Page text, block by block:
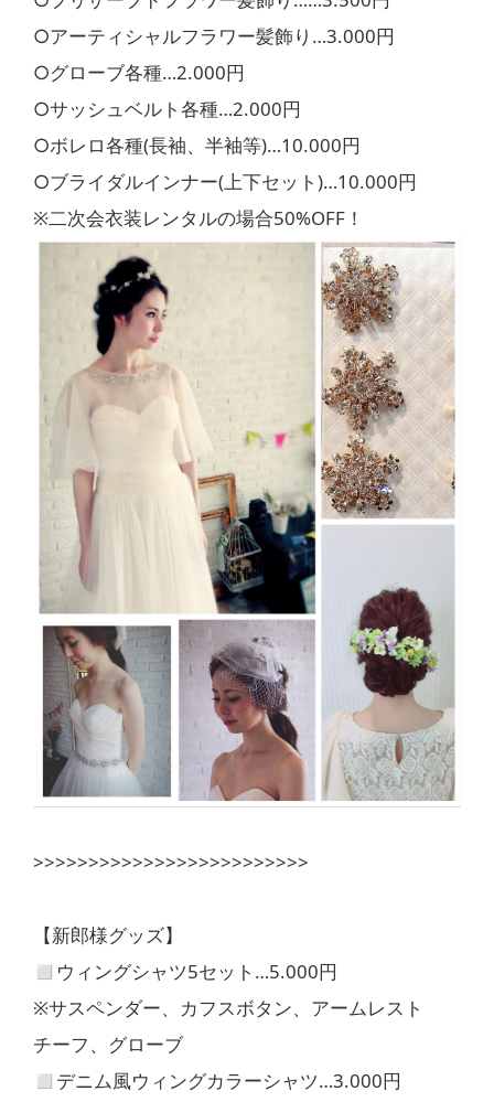
○アーティシャルフラワー髪飾り…3.000円
○グローブ各種…2.000円
○サッシュベルト各種…2.000円
○ボレロ各種(長袖、半袖等)…10.000円
○ブライダルインナー(上下セット)…10.000円
※二次会衣装レンタルの場合50%OFF！
>>>>>>>>>>>>>>>>>>>>>>>>>
【新郎様グッズ】
◻︎ウィングシャツ5セット…5.000円
※サスペンダー、カフスボタン、アームレスト
チーフ、グローブ
◻︎デニム風ウィングカラーシャツ…3.000円